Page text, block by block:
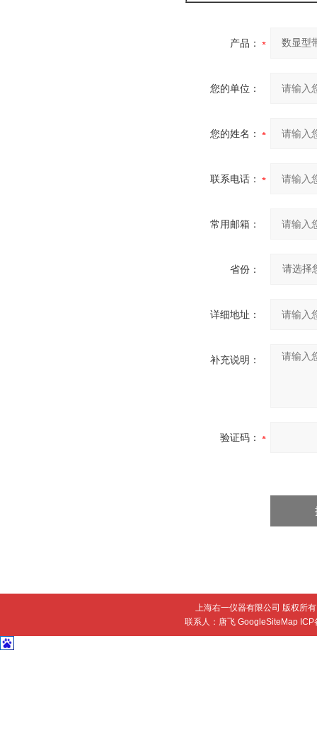
产品：
您的单位：
您的姓名：
联系电话：
常用邮箱：
省份：
详细地址：
补充说明：
验证码：
上海右一仪器有限公司 版权所
联系人：唐飞GoogleSiteMap